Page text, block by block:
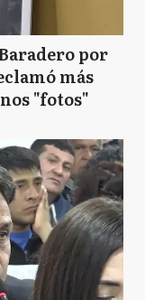
por
más
"fotos"